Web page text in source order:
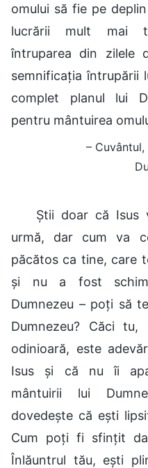
omului să fie pe
lucrării mult mai
întruparea din zilele
semnificația întrupării
complet planul lui
pentru mântuirea
–
Știi doar că Isus
urmă, dar cum va
păcătos ca tine, care
și nu a fost
Dumnezeu – poți să
Dumnezeu? Căci
odinioară, este
Isus și că nu îi
mântuirii lui
dovedește că ești
Cum poți fi sfințit
Înlăuntrul tău, ești